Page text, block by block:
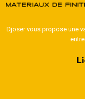
Djoser vous propose une